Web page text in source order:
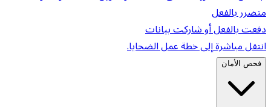
متضرر بالفعل
دفعت بالفعل أو شاركت بيانات
انتقل مباشرة إلى خطة عمل الضحايا.
فحص الأمان